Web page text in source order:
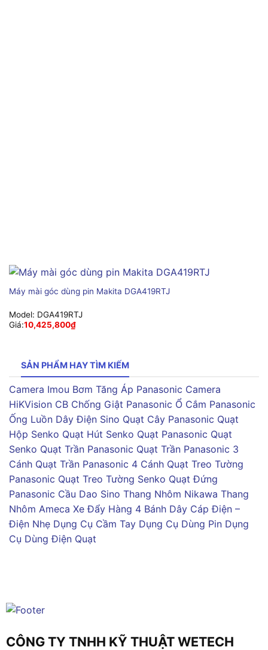
Máy mài góc dùng pin Makita DGA419RTJ
Model: DGA419RTJ
Giá:10,425,800₫
SẢN PHẨM HAY TÌM KIẾM
Camera Imou Bơm Tăng Áp Panasonic Camera
HiKVision CB Chống Giật Panasonic Ổ Cắm Panasonic
Ống Luồn Dây Điện Sino Quạt Cây Panasonic Quạt
Hộp Senko Quạt Hút Senko Quạt Panasonic Quạt
Senko Quạt Trần Panasonic Quạt Trần Panasonic 3
Cánh Quạt Trần Panasonic 4 Cánh Quạt Treo Tường
Panasonic Quạt Treo Tường Senko Quạt Đứng
Panasonic Cầu Dao Sino Thang Nhôm Nikawa Thang
Nhôm Ameca Xe Đẩy Hàng 4 Bánh Dây Cáp Điện –
Điện Nhẹ Dụng Cụ Cầm Tay Dụng Cụ Dùng Pin Dụng
Cụ Dùng Điện Quạt
CÔNG TY TNHH KỸ THUẬT WETECH